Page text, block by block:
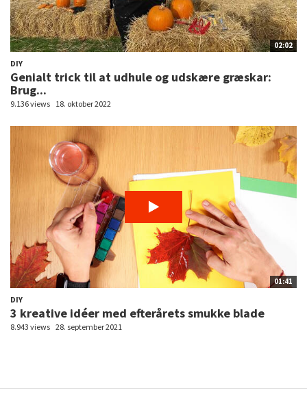
02:02
DIY
Genialt trick til at udhule og udskære græskar:
Brug...
9.136 views 18. oktober 2022
01:41
DIY
3 kreative idéer med efterårets smukke blade
8.943 views 28. september 2021